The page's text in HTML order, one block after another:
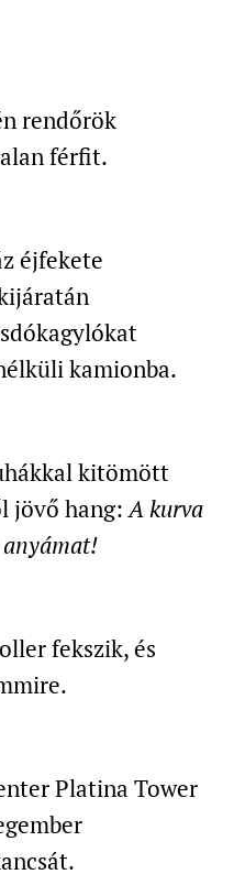
rendőrök
férfit.
éjfekete
kamionba.
kitömött
jövő hang:A kurva
fekszik, és
Platina Tower